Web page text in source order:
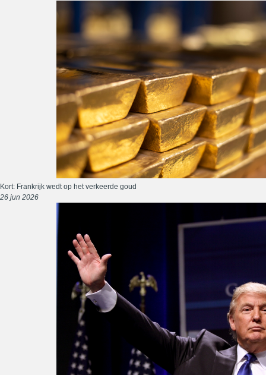
Kort: Frankrijk wedt op het verkeerde goud
26 jun 2026